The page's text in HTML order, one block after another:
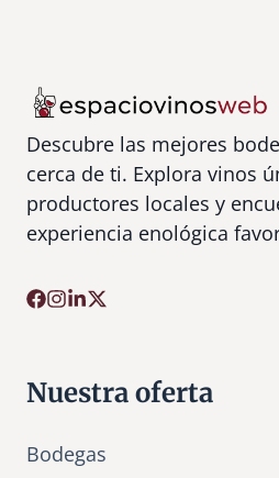
Descubre las mejores
cerca de ti. Explora vinos
productores locales y
experiencia enológica
Nuestra oferta
Bodegas